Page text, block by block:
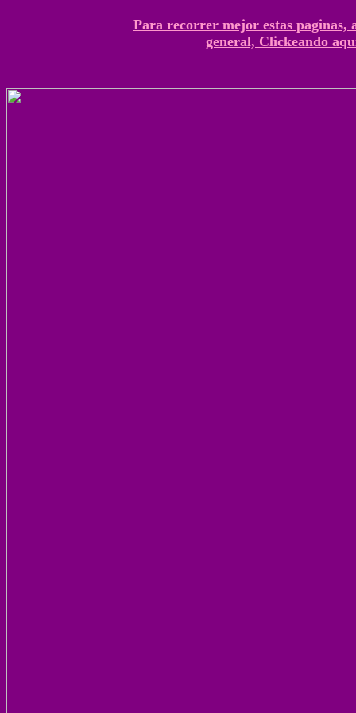
Para recorrer mejor estas paginas,
general, Clickeando